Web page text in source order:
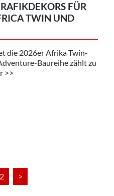
FÜR
TWIN UND
die 2026er Afrika Twin-
Baureihe zählt zu
>>
2 >